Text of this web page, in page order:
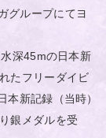
グループにてヨ
深45mの日本新
たフリーダイビ
新記録（当時）
銀メダルを受